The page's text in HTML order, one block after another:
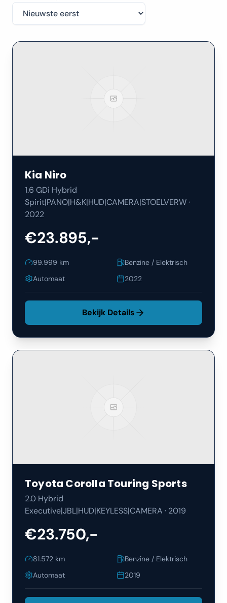
Kia Niro
1.6 GDi Hybrid
Spirit|PANO|H&K|HUD|CAMERA|STOELVERW·
2022
€23.895,-
99.999 km
Benzine / Elektrisch
Automaat
2022
Bekijk Details
Toyota Corolla Touring Sports
2.0 Hybrid
Executive|JBL|HUD|KEYLESS|CAMERA · 2019
€23.750,-
81.572 km
Benzine / Elektrisch
Automaat
2019